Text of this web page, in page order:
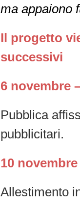
ma appaiono
Il progetto
successivi
6 novembre
Pubblica
pubblicitari.
10
Allestimento